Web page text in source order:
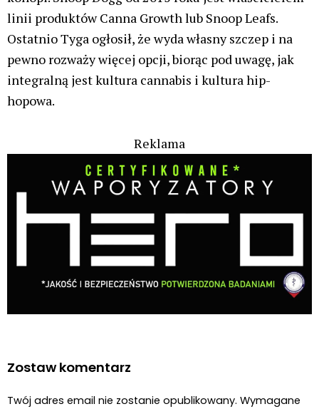
linii produktów Canna Growth lub Snoop Leafs.
Ostatnio Tyga ogłosił, że wyda własny szczep i na
pewno rozważy więcej opcji, biorąc pod uwagę, jak
integralną jest kultura cannabis i kultura hip-
hopowa.
Reklama
Zostaw komentarz
Twój adres email nie zostanie opublikowany. Wymagane